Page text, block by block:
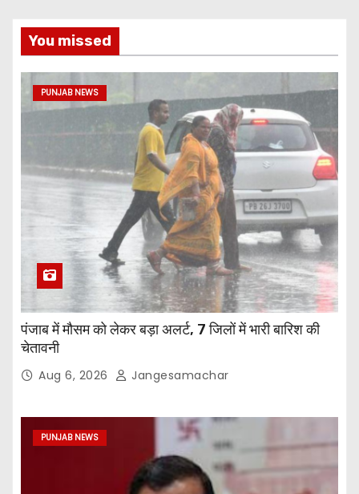
You missed
PUNJAB NEWS
पंजाब में मौसम को लेकर बड़ा अलर्ट, 7 जिलों में भारी बारिश की
चेतावनी
Aug 6, 2026 Jangesamachar
PUNJAB NEWS